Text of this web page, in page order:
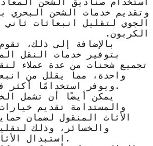
وتقديم خدمات الشحن البحري
الجوي لتقليل انبعاثات ثاني
الكربون.
بالإضافة إلى ذلك،
بتوفير خدمات النقل
تجميع شحنات من عدة عملاء
واحدة، مما يقلل من
ويوفر استخدامًا أكثر فعالية للوقود.
يمكن أيضًا أن تشمل
والمستدامة تقديم
الأثاث المنقول لضمان
والخسائر، وذلك
استبدال الأثاث بسبب التلف.